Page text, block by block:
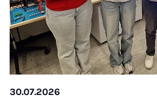
30.07.2026